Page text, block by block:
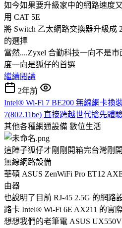
如今如果要升級家中的網路速度
用 CAT 5E
將 Switch 乙太網路交換器升級成
的選擇
當然....Zyxel 合勤科技一向不是
度一向是狐仔的首選
繼續閱讀
2年前
Intel® Wi-Fi 7 BE200 無線網卡換
7(802.11be) 直接跨越世代搶先體
其他各種網通設備 數位生活
這陣子狐仔才剛剛開箱完台灣剛
無線網路設備
華碩 ASUS ZenWiFi Pro ET12
由器
也說明了目前 RJ-45 2.5G 的網路
路卡 Intel® Wi-Fi 6E AX211 的實
想想我們的老筆電 ASUS